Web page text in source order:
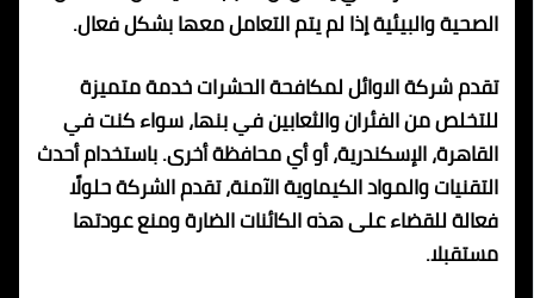
الصحية والبيئية إذا لم يتم التعامل معها بشكل فعال.
تقدم شركة الاوائل لمكافحة الحشرات خدمة متميزة
للتخلص من الفئران والثعابين في بنها، سواء كنت في
القاهرة، الإسكندرية، أو أي محافظة أخرى. باستخدام أحدث
التقنيات والمواد الكيماوية الآمنة، تقدم الشركة حلولًا
فعالة للقضاء على هذه الكائنات الضارة ومنع عودتها
مستقبلا.